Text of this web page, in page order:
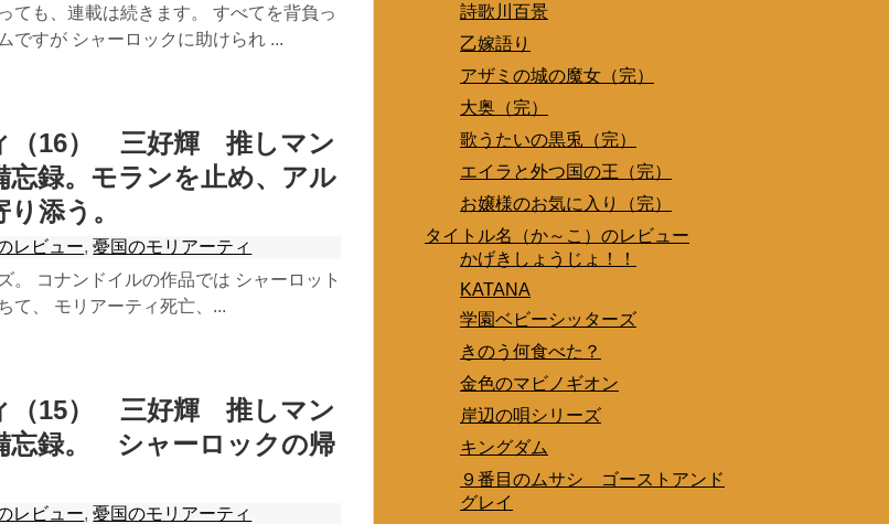
ても、連載は続きます。 すべてを背負っ
ですが シャーロックに助けられ ...
（16） 三好輝 推しマン
忘録。モランを止め、アル
添う。
レビュー,憂国のモリアーティ
。 コナンドイルの作品では シャーロット
て、 モリアーティ死亡、...
（15） 三好輝 推しマン
忘録。 シャーロックの帰
レビュー,憂国のモリアーティ
詩歌川百景
乙嫁語り
アザミの城の魔女（完）
大奥（完）
歌うたいの黒兎（完）
エイラと外つ国の王（完）
お嬢様のお気に入り（完）
タイトル名（か～こ）のレビュー
かげきしょうじょ！！
KATANA
学園ベビーシッターズ
きのう何食べた？
金色のマビノギオン
岸辺の唄シリーズ
キングダム
９番目のムサシ ゴーストアンド
グレイ